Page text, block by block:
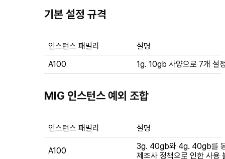
기본 설정 규격
인스턴스 패밀리
설명
A100
1g. 10gb 사양으로 7개 설
MIG 인스턴스 예외 조합
인스턴스 패밀리 설명
A100
3g. 40gb와 4g. 40gb를
제조사 정책으로 인한 사용